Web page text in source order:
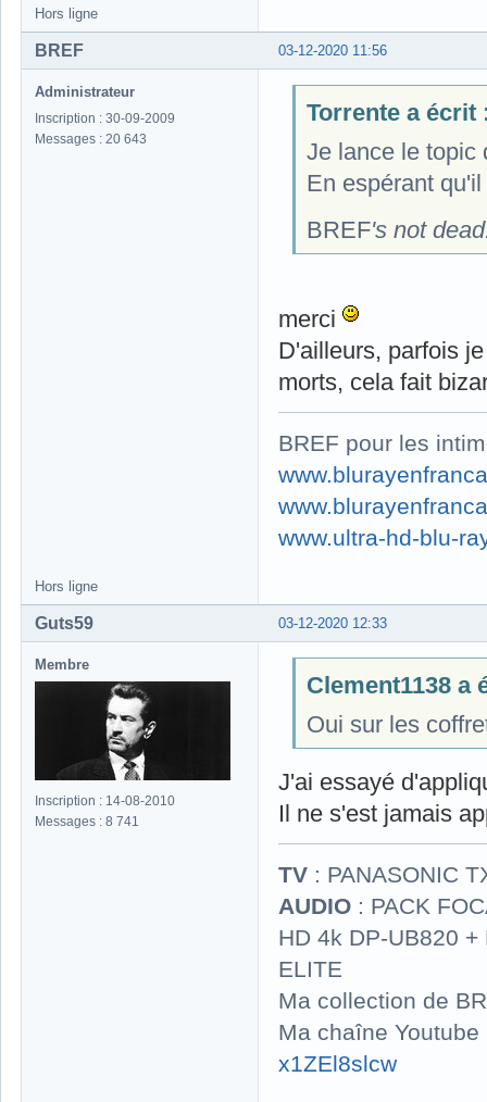
Hors ligne
03-12-2020 11:56
BREF
Administrateur
Inscription : 30-09-2009
Messages : 20 643
Torrente a écrit
Je lance le topic
En espérant
BREF's not
merci
D'ailleurs, parfois
morts, cela fait
BREF pour les
www.ultra-hd-blu-
Hors ligne
03-12-2020 12:33
Guts59
Membre
Inscription : 14-08-2010
Messages : 8 741
Clement1138 a
Oui sur les
J'ai essayé
Il ne s'est jamais
TV : PANASONIC
AUDIO : PACK
HD 4k DP-UB820
ELITE
Ma collection de
Ma chaîne
x1ZEl8slcw